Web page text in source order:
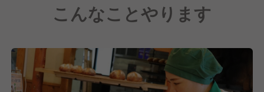
こんなことやります